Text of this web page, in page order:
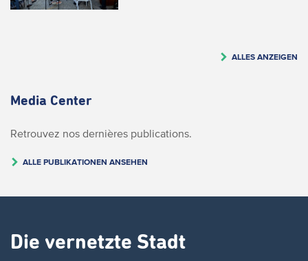
ALLES ANZEIGEN
Media Center
Retrouvez nos dernières publications.
ALLE PUBLIKATIONEN ANSEHEN
Die vernetzte Stadt